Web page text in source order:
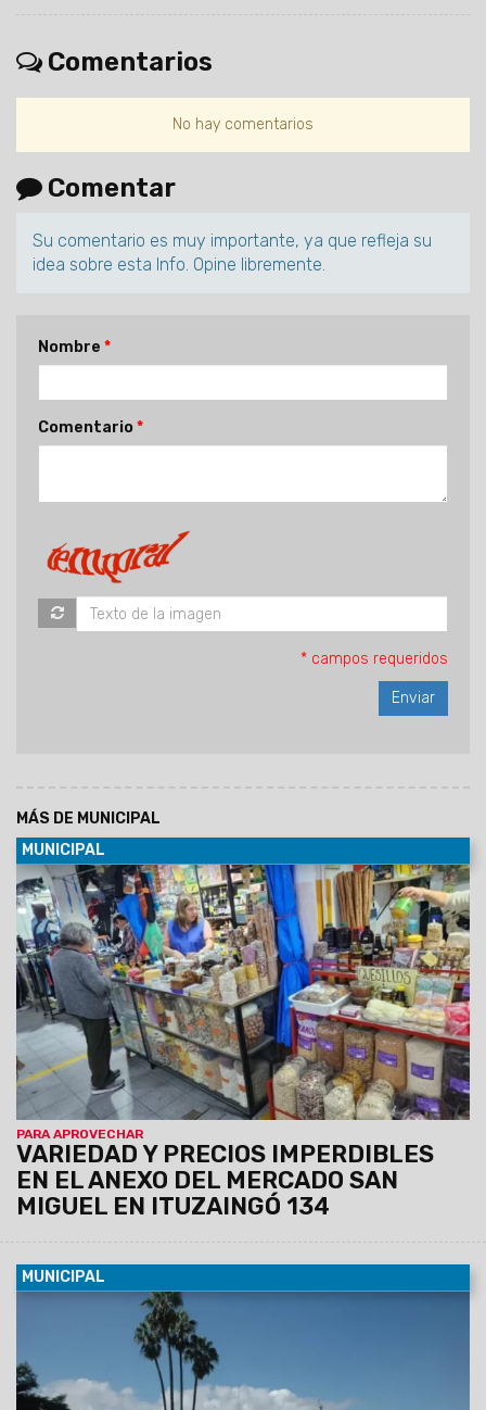
Comentarios
No hay comentarios
Comentar
Su comentario es muy importante, ya que refleja su
idea sobre esta Info. Opine libremente.
Nombre
Comentario
* campos requeridos
MÁS DE MUNICIPAL
MUNICIPAL
PARA APROVECHAR
VARIEDAD Y PRECIOS IMPERDIBLES
EN EL ANEXO DEL MERCADO SAN
MIGUEL EN ITUZAINGÓ 134
06/08/2026 En este espacio, los vecinos pueden
encontrar alimentos frescos, frutas y verduras, pollo,
pescado, cabrito, lechón y carne vacuna, también todo tipo
de harinas, especias, legumbres, regionales, artículos de
limpieza y servicio técnico para celulares, entre otros.
MUNICIPAL
Se trata de un concurso nacional de la Red
Federal de Turismo junto a la Fundación Plan21 y la Fundación
Zurich. El proyecto salteño se denomina “Embajadores de la
sostenibilidad y la transformación del destino: La Voz Joven
del Turismo”.